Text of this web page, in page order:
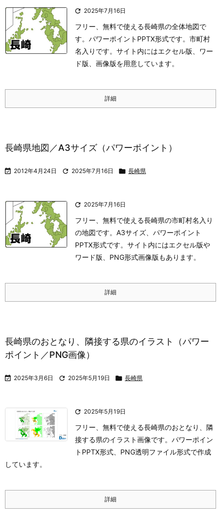
 2025年7月16日
フリー、無料で使える長崎県の全体地図で
す。パワーポイントPPTX形式です。市町村
名入りです。サイト内にはエクセル版、ワー
ド版、画像版を用意しています。
詳細
長崎県地図／A3サイズ（パワーポイント）
 2012年4月24日  2025年7月16日  長崎県
 2025年7月16日
フリー、無料で使える長崎県の市町村名入り
の地図です。A3サイズ、パワーポイント
PPTX形式です。サイト内にはエクセル版や
ワード版、PNG形式画像版もあります。
詳細
長崎県のおとなり、隣接する県のイラスト（パワー
ポイント／PNG画像）
 2025年3月6日  2025年5月19日  長崎県
 2025年5月19日
フリー、無料で使える長崎県のおとなり、隣
接する県のイラスト画像です。パワーポイン
トPPTX形式、PNG透明ファイル形式で作成
しています。
詳細